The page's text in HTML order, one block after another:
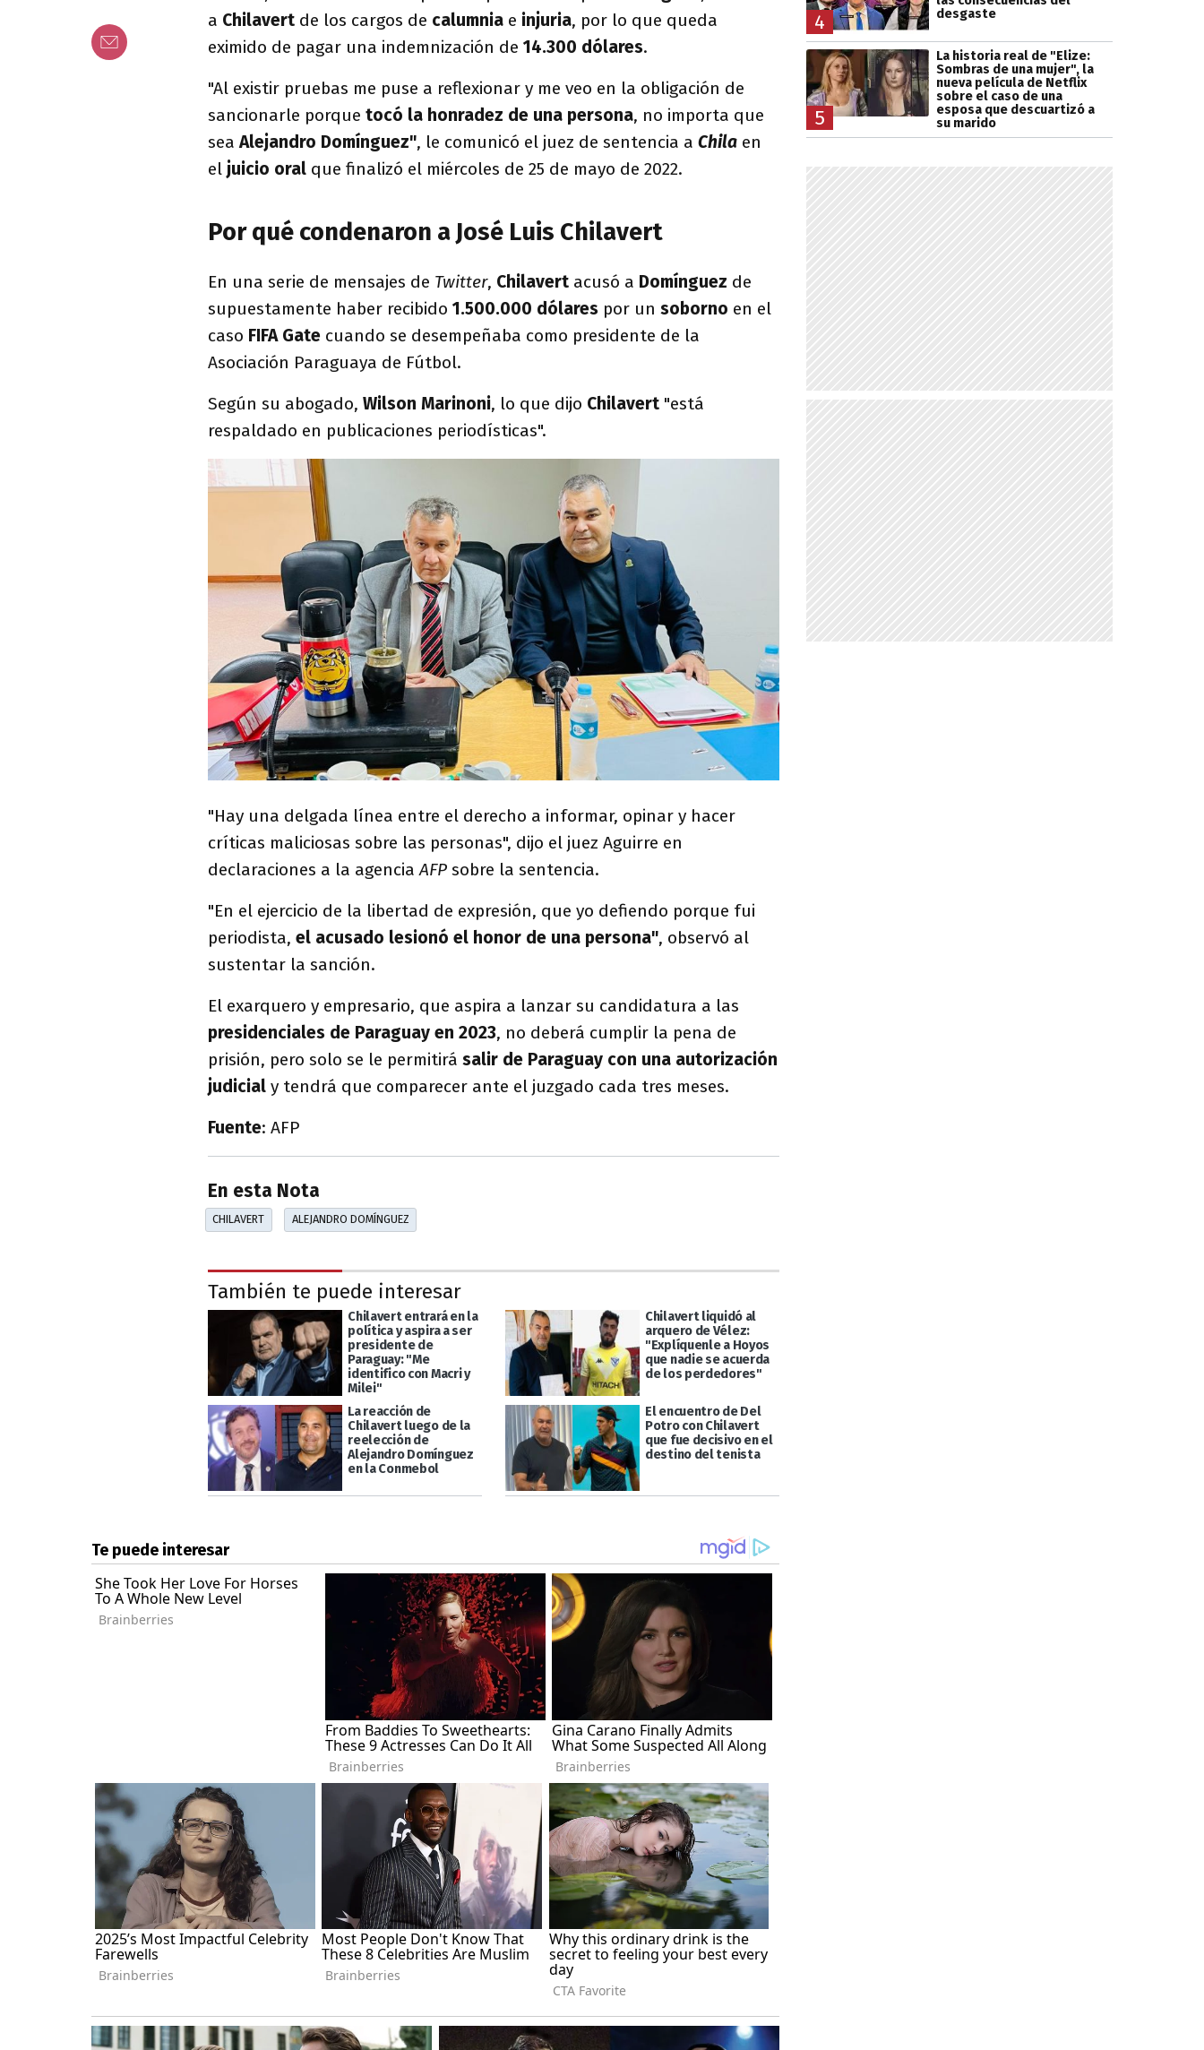
a Chilavert de los cargos de calumnia e injuria, por lo que queda
eximido de pagar una indemnización de 14.300 dólares.
"Al existir pruebas me puse a reflexionar y me veo en la obligación de
sancionarle porque tocó la honradez de una persona, no importa que
seaAlejandro Domínguez", le comunicó el juez de sentencia a Chila en
el juicio oral que finalizó el miércoles de 25 de mayo de 2022.
Por qué condenaron a José Luis Chilavert
En una serie de mensajes de Twitter, Chilavert acusó a Domínguez de
supuestamente haber recibido 1.500.000 dólares por un soborno en el
caso FIFA Gate cuando se desempeñaba como presidente de la
Asociación Paraguaya de Fútbol.
Según su abogado, Wilson Marinoni, lo que dijo Chilavert "está
respaldado en publicaciones periodísticas".
"Hay una delgada línea entre el derecho a informar, opinar y hacer
críticas maliciosas sobre las personas", dijo el juez Aguirre en
declaraciones a la agenciaAFP sobre la sentencia.
"En el ejercicio de la libertad de expresión, que yo defiendo porque fui
periodista, el acusado lesionó el honor de una persona", observó al
sustentar la sanción.
El exarquero y empresario, que aspira a lanzar su candidatura a las
presidenciales de Paraguay en 2023, no deberá cumplir la pena de
prisión, pero solo se le permitirá salir de Paraguay con una autorización
judicial y tendrá que comparecer ante el juzgado cada tres meses.
Fuente: AFP
En esta Nota
CHILAVERT ALEJANDRO DOMÍNGUEZ
También te puede interesar
Chilavert entrará en la
política y aspira a ser
presidente de
Paraguay: "Me
identifico con Macri y
Milei"
Chilavert liquidó al
arquero de Vélez:
"Explíquenle a Hoyos
que nadie se acuerda
de los perdedores"
La reacción de
Chilavert luego de la
reelección de
Alejandro Domínguez
en la Conmebol
El encuentro de Del
Potro con Chilavert
que fue decisivo en el
destino del tenista
4
desgaste
5
La historia real de "Elize:
Sombras de una mujer", la
nueva película de Netflix
sobre el caso de una
esposa que descuartizó a
su marido